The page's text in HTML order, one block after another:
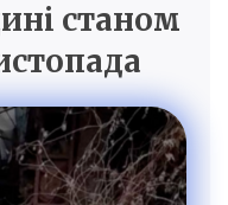
станом